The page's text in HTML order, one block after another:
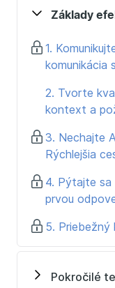
Odporúčané
Claude.
Pre
efektívnej
Pre tých, ktorí
na vyššiu úroveň
vzdelania
Pre všetkých,
efektívnejšie a
Umelá
komunikovať.
Základy
1.
komunikácia
2. Tvorte
kontext a
3. Nechajte
Rýchlejšia
4. Pýtajte sa
prvou
5. Priebežný
Pokročilé